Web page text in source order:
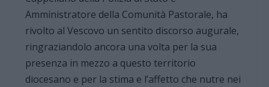
Amministratore della Comunità Pastorale, ha
rivolto al Vescovo un sentito discorso augurale,
ringraziandolo ancora una volta per la sua
presenza in mezzo a questo territorio
diocesano e per la stima e l’affetto che nutre nei